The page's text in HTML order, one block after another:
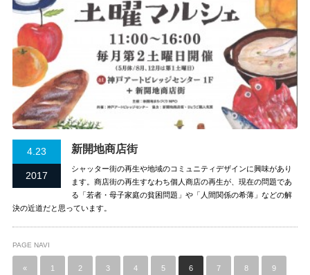
4.23
2017
新開地商店街
シャッター街の再生や地域のコミュニティデザインに興味があり
ます。商店街の再生すなわち個人商店の再生が、現在の問題であ
る「若者・母子家庭の貧困問題」や「人間関係の希薄」などの解
決の近道だと思っています。
PAGE NAVI
« 1 2 3 4 5 6 7 8 9